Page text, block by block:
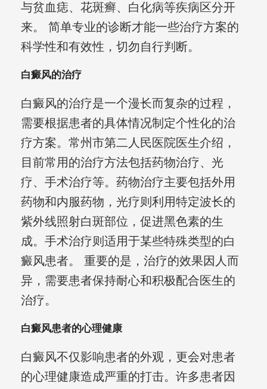
与贫血痣、花斑癣、白化病等疾病区分开
来。 简单专业的诊断才能一些治疗方案的
科学性和有效性，切勿自行判断。
白癜风的治疗
白癜风的治疗是一个漫长而复杂的过程，
需要根据患者的具体情况制定个性化的治
疗方案。常州市第二人民医院医生介绍，
目前常用的治疗方法包括药物治疗、光
疗、手术治疗等。药物治疗主要包括外用
药物和内服药物，光疗则利用特定波长的
紫外线照射白斑部位，促进黑色素的生
成。手术治疗则适用于某些特殊类型的白
癜风患者。 重要的是，治疗的效果因人而
异，需要患者保持耐心和积极配合医生的
治疗。
白癜风患者的心理健康
白癜风不仅影响患者的外观，更会对患者
的心理健康造成严重的打击。许多患者因